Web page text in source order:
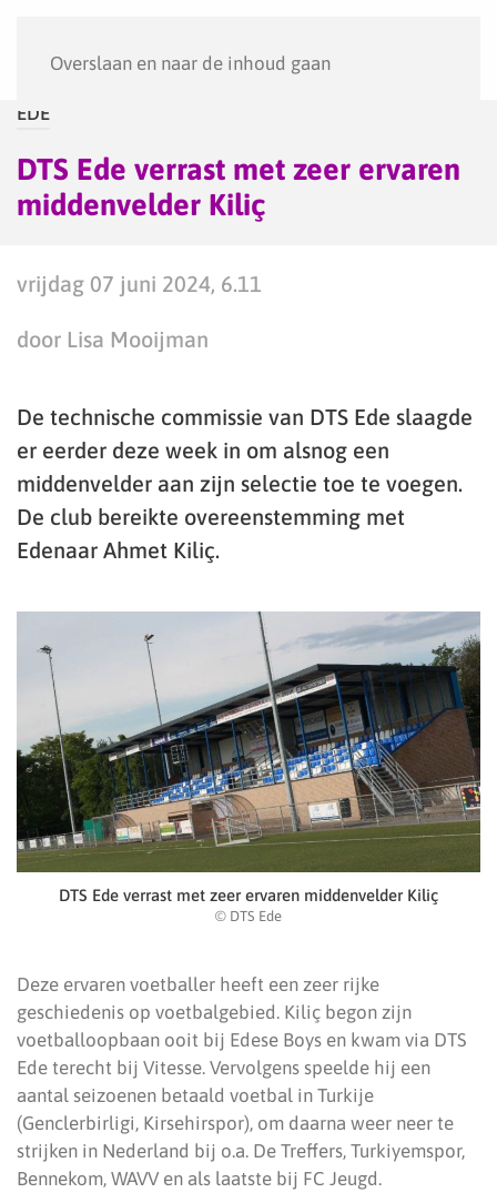
Overslaan en naar de inhoud gaan
EDE
DTS Ede verrast met zeer ervaren
middenvelder Kiliç
vrijdag 07 juni 2024, 6.11
door Lisa Mooijman
De technische commissie van DTS Ede slaagde
er eerder deze week in om alsnog een
middenvelder aan zijn selectie toe te voegen.
De club bereikte overeenstemming met
Edenaar Ahmet Kiliç.
DTS Ede verrast met zeer ervaren middenvelder Kiliç
© DTS Ede
Deze ervaren voetballer heeft een zeer rijke
geschiedenis op voetbalgebied. Kiliç begon zijn
voetballoopbaan ooit bij Edese Boys en kwam via DTS
Ede terecht bij Vitesse. Vervolgens speelde hij een
aantal seizoenen betaald voetbal in Turkije
(Genclerbirligi, Kirsehirspor), om daarna weer neer te
strijken in Nederland bij o.a. De Treffers, Turkiyemspor,
Bennekom, WAVV en als laatste bij FC Jeugd.